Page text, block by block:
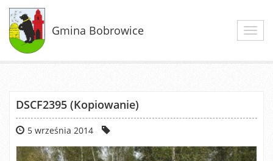
Gmina Bobrowice
DSCF2395 (Kopiowanie)
5 września 2014